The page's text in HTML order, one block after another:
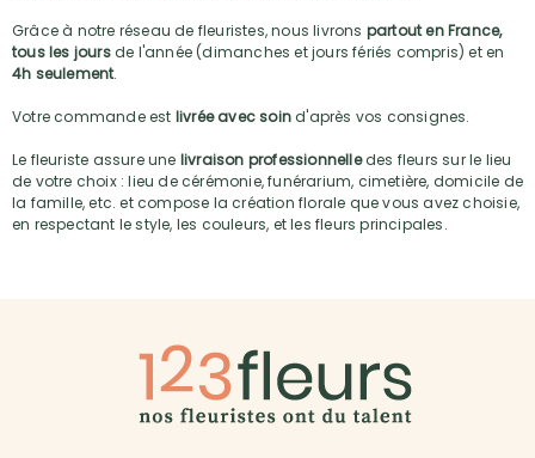
Grâce à notre réseau de fleuristes, nous livrons partout en France,
tous les joursde l'année (dimanches et jours fériés compris) et en
4h seulement.
Votre commande est livrée avec soind'après vos consignes.
Le fleuriste assure une livraison professionnelledes fleurs sur le lieu
de votre choix : lieu de cérémonie, funérarium, cimetière, domicile de
la famille, etc. et compose la création florale que vous avez choisie,
en respectant le style, les couleurs, et les fleurs principales.